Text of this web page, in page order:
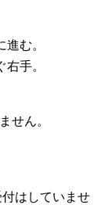
む。
手。
せん。
はしていませ